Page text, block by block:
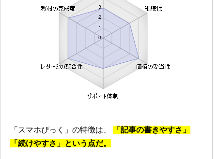
「スマホぴっく」の特徴は、
「記事の書きやすさ」
「続けやすさ」という点だ。